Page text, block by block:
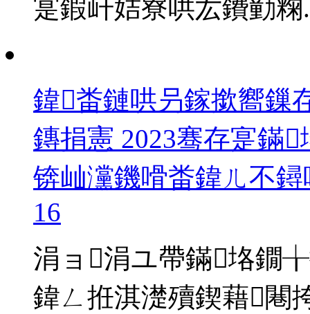
寔鍜屽姞寮哄厷鐨勭粷
鍏畨鏈哄叧鎵撳嚮鏁
鏄捐憲 2023骞存寔鏋
锛屾灙鐖嗗畨鍏ㄦ不
16
涓ョ涓ユ帶鏋垎鐗
鍏ㄥ拰淇濋殰鍥藉闀